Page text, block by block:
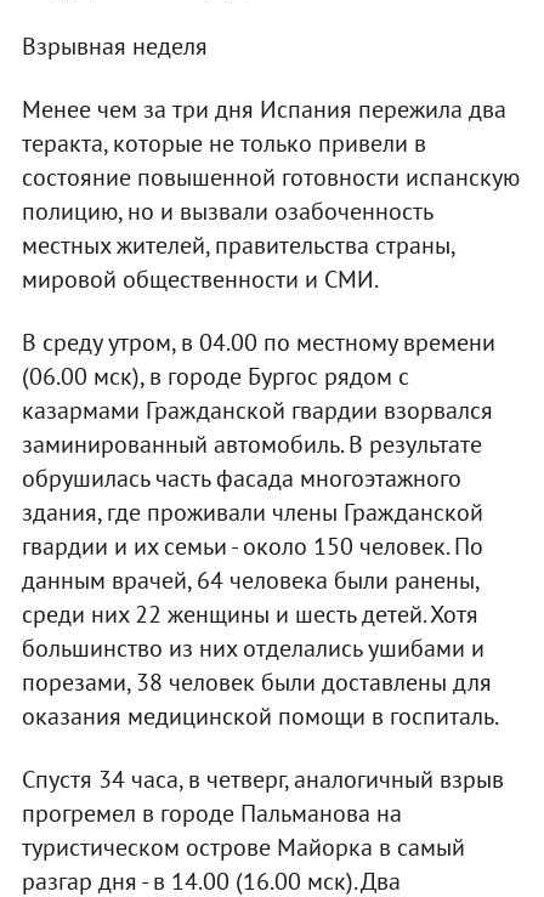
Взрывная неделя
Менее чем за три дня Испания пережила два
теракта, которые не только привели в
состояние повышенной готовности испанскую
полицию, но и вызвали озабоченность
местных жителей, правительства страны,
мировой общественности и СМИ.
В среду утром, в 04.00 по местному времени
(06.00 мск), в городе Бургос рядом с
казармами Гражданской гвардии взорвался
заминированный автомобиль. В результате
обрушилась часть фасада многоэтажного
здания, где проживали члены Гражданской
гвардии и их семьи - около 150 человек. По
данным врачей, 64 человека были ранены,
среди них 22 женщины и шесть детей. Хотя
большинство из них отделались ушибами и
порезами, 38 человек были доставлены для
оказания медицинской помощи в госпиталь.
Спустя 34 часа, в четверг, аналогичный взрыв
прогремел в городе Пальманова на
туристическом острове Майорка в самый
разгар дня - в 14.00 (16.00 мск). Два